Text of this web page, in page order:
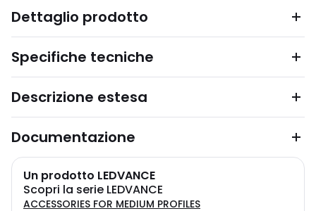
Dettaglio prodotto
Specifiche tecniche
Descrizione estesa
Documentazione
Un prodotto LEDVANCE
Scopri la serie LEDVANCE
ACCESSORIES FOR MEDIUM PROFILES